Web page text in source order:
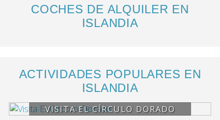
COCHES DE ALQUILER EN
ISLANDIA
ACTIVIDADES POPULARES EN
ISLANDIA
VISITA EL CÍRCULO DORADO